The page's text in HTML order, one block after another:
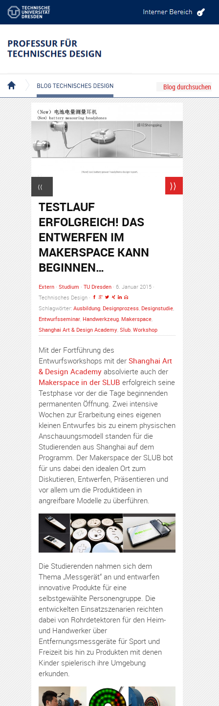
⟨⟨ ⟩⟩
TESTLAUF
ERFOLGREICH! DAS
ENTWERFEN IM
MAKERSPACE KANN
BEGINNEN…
Extern · Studium · TU Dresden · 6. Januar 2015 ·
Technisches Design ·
Schlagwörter: Ausbildung, Designprozess, Designstudie,
Entwurfsseminar, Handwerkzeug, Makerspace,
Shanghai Art & Design Academy, Slub, Workshop
Mit der Fortführung des
Entwurfsworkshops mit der Shanghai Art
& Design Academy absolvierte auch der
Makerspace in der SLUB erfolgreich seine
Testphase vor der die Tage beginnenden
permanenten Öffnung. Zwei intensive
Wochen zur Erarbeitung eines eigenen
kleinen Entwurfes bis zu einem physischen
Anschauungsmodell standen für die
Studierenden aus Shanghai auf dem
Programm. Der Makerspace der SLUB bot
für uns dabei den idealen Ort zum
Diskutieren, Entwerfen, Präsentieren und
vor allem um die Produktideen in
angreifbare Modelle zu überführen.
Die Studierenden nahmen sich dem
Thema „Messgerät“ an und entwarfen
innovative Produkte für eine
selbstgewählte Personengruppe. Die
entwickelten Einsatzszenarien reichten
dabei von Rohrdetektoren für den Heim-
und Handwerker über
Entfernungsmessgeräte für Sport und
Freizeit bis hin zu Produkten mit denen
Kinder spielerisch ihre Umgebung
erkunden.